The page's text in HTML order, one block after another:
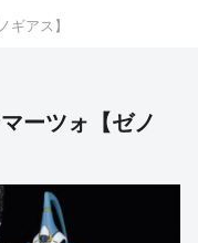
ギアス】
ーツォ【ゼノ